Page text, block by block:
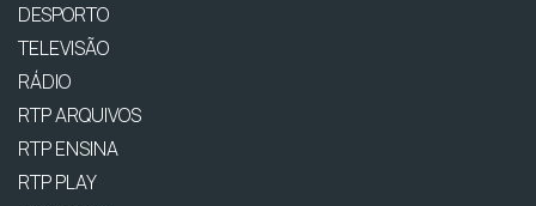
DESPORTO
TELEVISÃO
RÁDIO
RTP ARQUIVOS
RTP ENSINA
RTP PLAY